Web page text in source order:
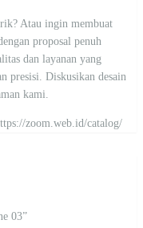
Atau ingin membuat
proposal penuh
dan layanan yang
presisi. Diskusikan desain
kami.
zoom.web.id/catalog/
03”